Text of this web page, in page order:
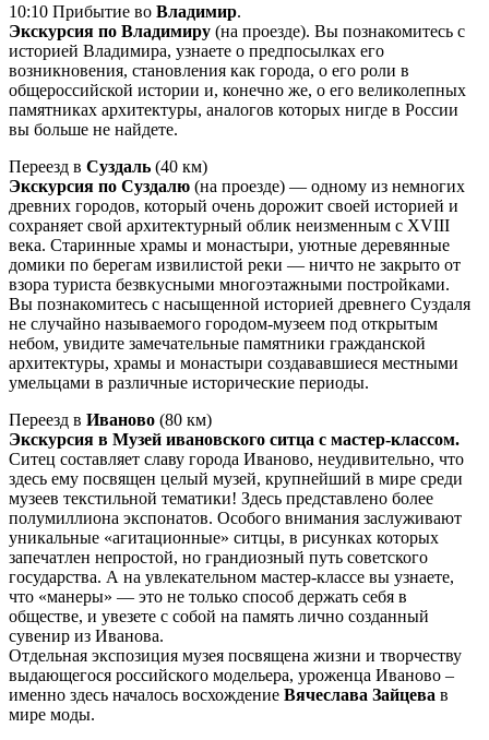
10:10 Прибытие во Владимир.
Экскурсия по Владимиру (на проезде). Вы познакомитесь с
историей Владимира, узнаете о предпосылках его
возникновения, становления как города, о его роли в
общероссийской истории и, конечно же, о его великолепных
памятниках архитектуры, аналогов которых нигде в России
вы больше не найдете.
Переезд в Суздаль (40 км)
Экскурсия по Суздалю (на проезде) — одному из немногих
древних городов, который очень дорожит своей историей и
сохраняет свой архитектурный облик неизменным с XVIII
века. Старинные храмы и монастыри, уютные деревянные
домики по берегам извилистой реки — ничто не закрыто от
взора туриста безвкусными многоэтажными постройками.
Вы познакомитесь с насыщенной историей древнего Суздаля
не случайно называемого городом-музеем под открытым
небом, увидите замечательные памятники гражданской
архитектуры, храмы и монастыри создававшиеся местными
умельцами в различные исторические периоды.
Переезд в Иваново (80 км)
Экскурсия в Музей ивановского ситца с мастер-классом.
Ситец составляет славу города Иваново, неудивительно, что
здесь ему посвящен целый музей, крупнейший в мире среди
музеев текстильной тематики! Здесь представлено более
полумиллиона экспонатов. Особого внимания заслуживают
уникальные «агитационные» ситцы, в рисунках которых
запечатлен непростой, но грандиозный путь советского
государства. А на увлекательном мастер-классе вы узнаете,
что «манеры» — это не только способ держать себя в
обществе, и увезете с собой на память лично созданный
сувенир из Иванова.
Отдельная экспозиция музея посвящена жизни и творчеству
выдающегося российского модельера, уроженца Иваново –
именно здесь началось восхождение Вячеслава Зайцева в
мире моды.